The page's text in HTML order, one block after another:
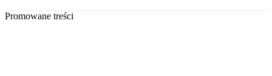
Promowane treści